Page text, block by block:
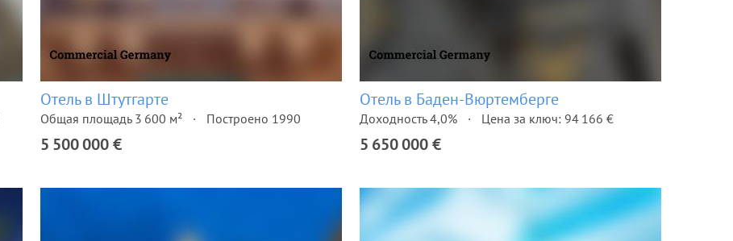
Отель в Штутгарте
Общая площадь 3 600 м² Построено 1990
5 500 000 €
Отель в Баден-Вюртемберге
Доходность 4,0% Цена за ключ: 94 166 €
5 650 000 €